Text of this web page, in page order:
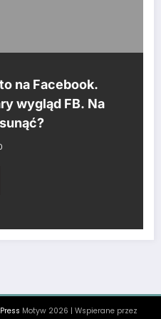
na Facebook.
wygląd FB. Na
Motyw 2026 | Wspierane przez